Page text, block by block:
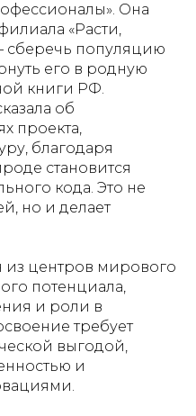
Она
«Расти,
сберечь популяцию
его в родную
книги РФ.
об
проекта,
благодаря
становится
кода. Это не
но и делает
из центров мирового
потенциала,
и роли в
требует
выгодой,
и